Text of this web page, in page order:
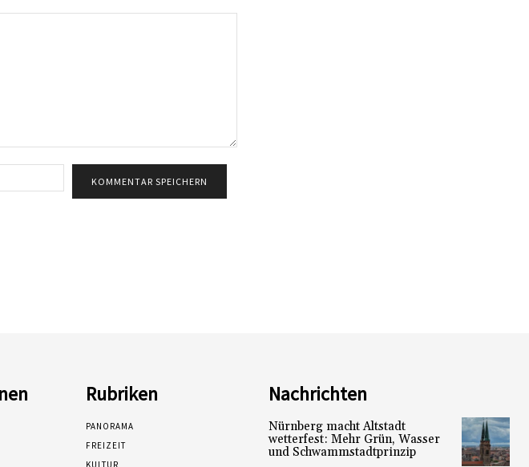
Mail:*
Rubriken
PANORAMA
FREIZEIT
Nachrichten
Nürnberg macht Altstadt
wetterfest: Mehr Grün, Wasser
und Schwammstadtprinzip